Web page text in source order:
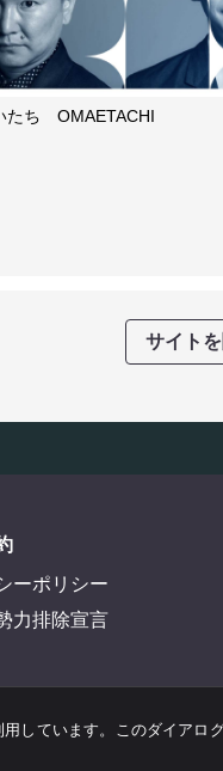
たち OMAETACHI
サイト
ーポリシー
力排除宣言
しています。このダイアロ